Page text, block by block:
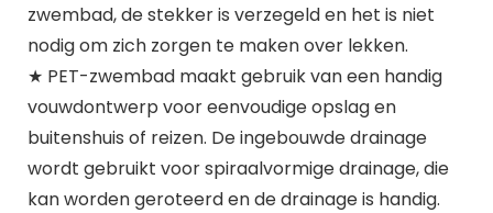
zwembad, de stekker is verzegeld en het is niet
nodig om zich zorgen te maken over lekken.
★ PET-zwembad maakt gebruik van een handig
vouwdontwerp voor eenvoudige opslag en
buitenshuis of reizen. De ingebouwde drainage
wordt gebruikt voor spiraalvormige drainage, die
kan worden geroteerd en de drainage is handig.